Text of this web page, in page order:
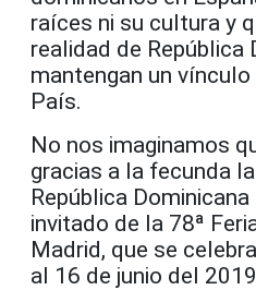
raíces ni su cultura y
realidad de República
mantengan un
País.
No nos imaginamos
gracias a la fecunda
República
invitado de la 78ª
Madrid, que se
al 16 de junio del